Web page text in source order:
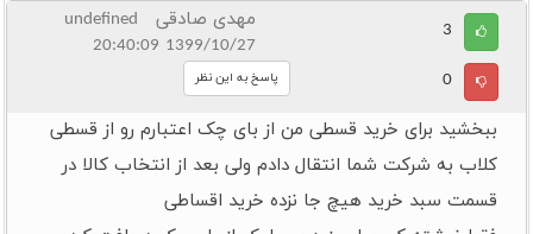
3
0
پاسخ به این نظر
مهدی صادقی undefined
1399/10/27 20:40:09
ببخشید برای خرید قسطی من از بای چک اعتبارم رو از قسطی
کلاب به شرکت شما انتقال دادم ولی بعد از انتخاب کالا در
قسمت سبد خرید هیچ جا نزده خرید اقساطی